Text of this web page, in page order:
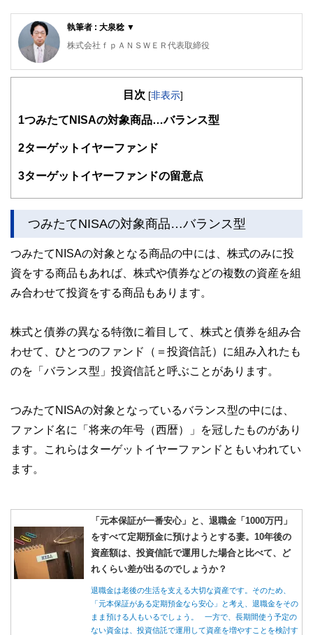
執筆者 : 大泉稔 ▼
株式会社ｆｐＡＮＳＷＥＲ代表取締役
専門学校東京スクールオブビジネス非常勤講師
刑務所職員、電鉄系タクシー会社事故係、社会保険庁ねんき
現在に至っています。講師や執筆者として広く情報発信する
てきました。ご相談を頂く属性と内容は、６５歳以上のリタ
や投資、それに不動産。また２０〜３０歳代の若年経営者か
らは、生命保険や損害保険、それにリーガル関連。趣味はス
目次 [非表示]
1つみたてNISAの対象商品…バランス型
2ターゲットイヤーファンド
3ターゲットイヤーファンドの留意点
つみたてNISAの対象商品…バランス型
つみたてNISAの対象となる商品の中には、株式のみに投
資をする商品もあれば、株式や債券などの複数の資産を組
み合わせて投資をする商品もあります。
株式と債券の異なる特徴に着目して、株式と債券を組み合
わせて、ひとつのファンド（＝投資信託）に組み入れたも
のを「バランス型」投資信託と呼ぶことがあります。
つみたてNISAの対象となっているバランス型の中には、
ファンド名に「将来の年号（西暦）」を冠したものがあり
ます。これらはターゲットイヤーファンドともいわれてい
ます。
「元本保証が一番安心」と、退職金「1000万円」
をすべて定期預金に預けようとする妻。10年後の
資産額は、投資信託で運用した場合と比べて、ど
れくらい差が出るのでしょうか？
退職金は老後の生活を支える大切な資産です。そのため、
「元本保証がある定期預金なら安心」と考え、退職金をその
まま預ける人もいるでしょう。 一方で、長期間使う予定の
ない資金は、投資信託で運用して資産を増やすことを検討す